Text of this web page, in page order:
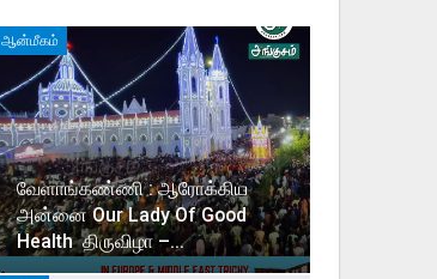
ஆன்மீகம்
வேளாங்கண்ணி : ஆரோக்கிய
அன்னை Our Lady Of Good
Health திருவிழா –…